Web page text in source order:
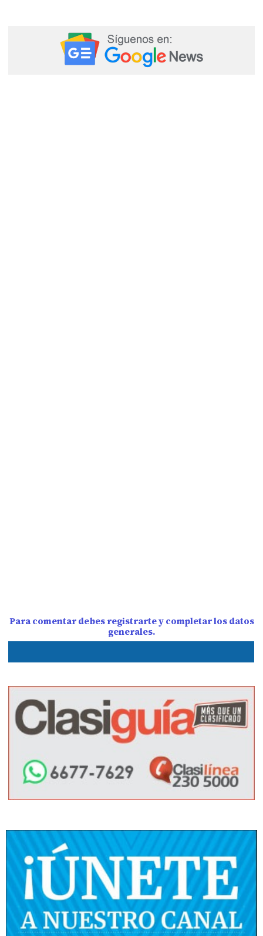
Para comentar debes registrarte y completar los datos
generales.